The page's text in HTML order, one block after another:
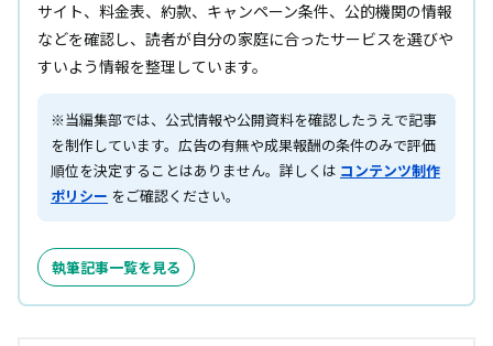
サイト、料金表、約款、キャンペーン条件、公的機関の情報
などを確認し、読者が自分の家庭に合ったサービスを選びや
すいよう情報を整理しています。
※当編集部では、公式情報や公開資料を確認したうえで記事
を制作しています。広告の有無や成果報酬の条件のみで評価
順位を決定することはありません。詳しくは コンテンツ制作
ポリシー をご確認ください。
執筆記事一覧を見る